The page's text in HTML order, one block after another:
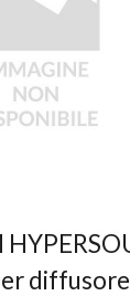
diffusore